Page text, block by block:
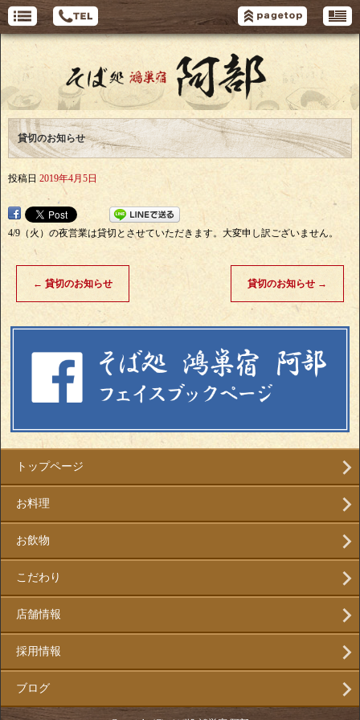
貸切のお知らせ
投稿日 2019年4月5日
4/9（火）の夜営業は貸切とさせていただきます。大変申し訳ございません。
← 貸切のお知らせ 貸切のお知らせ →
トップページ
お料理
お飲物
こだわり
店舗情報
採用情報
ブログ